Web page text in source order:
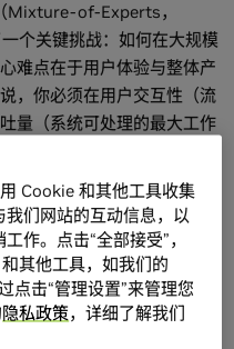
（Mixture-of-Experts，
个关键挑战：如何在大规模
难点在于用户体验与整体产
，你必须在用户交互性（流
量（系统可处理的最大工作
快速部署，还必须满足各
件由 Pareto Frontier 映
作点引领这一前沿领域，确
大限度地提高系统效率，并
token 成本。
Cookie 和其他工具收集
们网站的互动信息，以
作。点击“全部接受”，
其他工具，如我们的
点击“管理设置”来管理您
隐私政策，详细了解我们